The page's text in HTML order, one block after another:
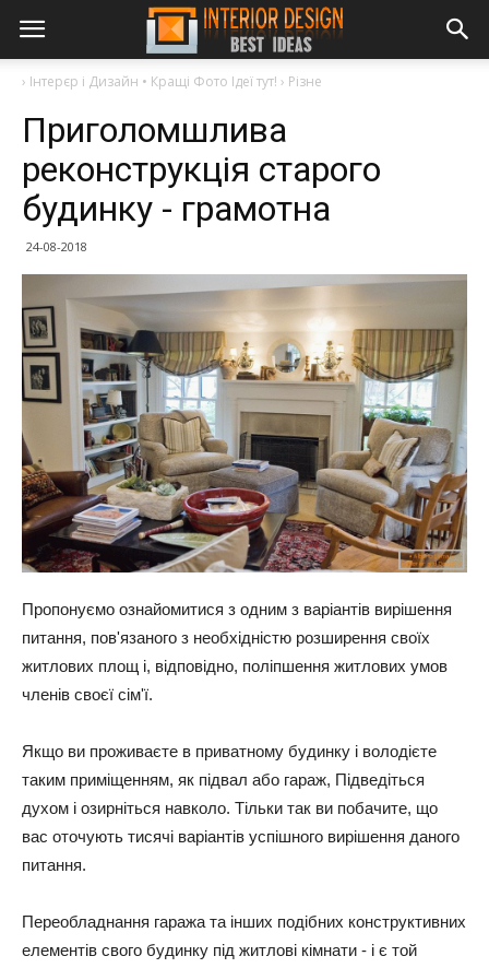
› Інтерєр і Дизайн • Кращі Фото Ідеї тут! › Різне
Приголомшлива
реконструкція старого
будинку - грамотна
24-08-2018
Пропонуємо ознайомитися з одним з варіантів вирішення
питання, пов'язаного з необхідністю розширення своїх
житлових площ і, відповідно, поліпшення житлових умов
членів своєї сім'ї.
Якщо ви проживаєте в приватному будинку і володієте
таким приміщенням, як підвал або гараж, Підведіться
духом і озирніться навколо. Тільки так ви побачите, що
вас оточують тисячі варіантів успішного вирішення даного
питання.
Переобладнання гаража та інших подібних конструктивних
елементів свого будинку під житлові кімнати - і є той